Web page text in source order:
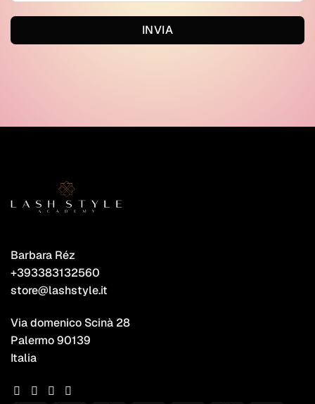
INVIA
Barbara Réz
+393383132560
store@lashstyle.it
Via domenico Scinà 28
Palermo 90139
Italia